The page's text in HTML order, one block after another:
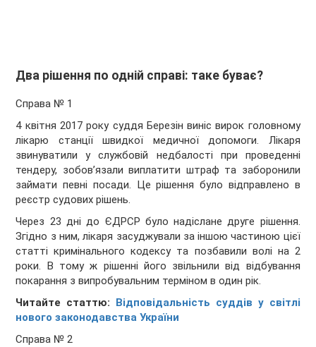
Два рішення по одній справі: таке буває?
Справа № 1
4 квітня 2017 року суддя Березін виніс вирок головному
лікарю станції швидкої медичної допомоги. Лікаря
звинуватили у службовій недбалості при проведенні
тендеру, зобов’язали виплатити штраф та заборонили
займати певні посади. Це рішення було відправлено в
реєстр судових рішень.
Через 23 дні до ЄДРСР було надіслане друге рішення.
Згідно з ним, лікаря засуджували за іншою частиною цієї
статті кримінального кодексу та позбавили волі на 2
роки. В тому ж рішенні його звільнили від відбування
покарання з випробувальним терміном в один рік.
Читайте статтю:
Відповідальність суддів у світлі
нового законодавства України
Справа № 2